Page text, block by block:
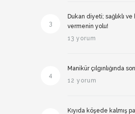
3
Dukan diyeti; sağlıklı ve
vermenin yolu!
13 yorum
4
Manikür çılgınlığında
12 yorum
Kıyıda köşede kalmış